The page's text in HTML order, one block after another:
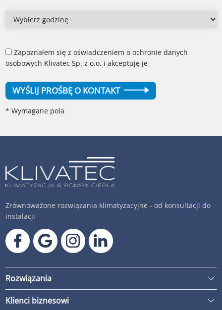
Zapoznałem się z oświadczeniem o ochronie danych
osobowych Klivatec Sp. z o.o. i akceptuję je
WYŚLIJ PROŚBĘ O KONTAKT
* Wymagane pola
Zrównoważone rozwiązania klimatyzacyjne - od konsultacji do
instalacji
Rozwiązania
Klienci biznesowi